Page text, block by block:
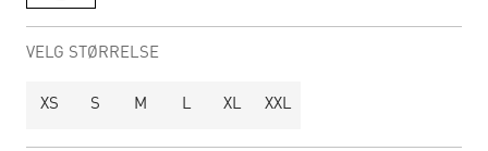
VELG STØRRELSE
XS S M L XL XXL